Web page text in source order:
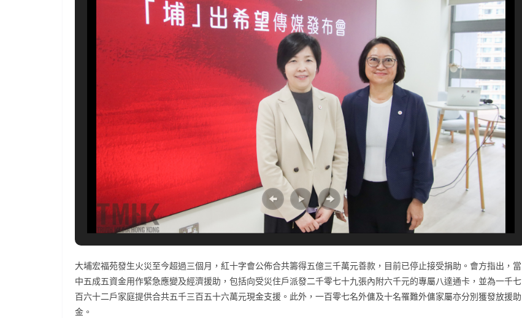
大埔宏福苑發生火災至今超過三個月，紅十字會公佈合共籌得五億三千萬元善款，目前已停止接受捐助。會方指出，當
中五成五資金用作緊急應變及經濟援助，包括向受災住戶派發二千零七十九張內附六千元的專屬八達通卡，並為一千七
百六十二戶家庭提供合共五千三百五十六萬元現金支援。此外，一百零七名外傭及十名罹難外傭家屬亦分別獲發放援助
金。